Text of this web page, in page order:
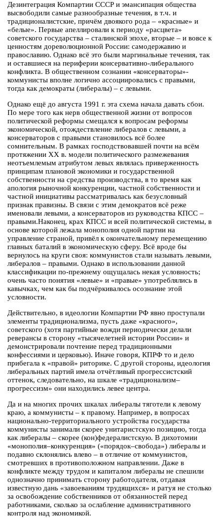
Дезинтеграция Компартии СССР и эмансипация общества
высвободили самые разнообразные течения, в т.ч. и
традиционалистские, причём двоякого рода – «красные» и
«белые». Первые апеллировали к периоду «расцвета»
советского государства – сталинской эпохе, вторые – и вовсе к
ценностям дореволюционной России: самодержавию и
православию. Однако всё это были маргинальные течения, так
и оставшиеся на периферии консервативно-либерального
конфликта. В общественном сознании «консерваторы»-
коммунисты вполне логично ассоциировались с правыми,
тогда как демократы (либералы) – с левыми.
Однако ещё до августа 1991 г. эта схема начала давать сбои.
По мере того как нерв общественной жизни от вопросов
политической реформы смещался к вопросам реформы
экономической, отождествление либералов с левыми, а
консерваторов с правыми становилось всё более
сомнительным. В рамках господствовавшей почти на всём
протяжении ХХ в. модели политического размежевания
неотъемлемым атрибутом левых являлась приверженность
принципам плановой экономики и государственной
собственности на средства производства, в то время как
апология рыночной конкуренции, частной собственности и
частной инициативы рассматривалась как безусловный
признак правизны. В связи с этим демократов всё реже
именовали левыми, а консерваторов из руководства КПСС –
правыми.Наконец, крах КПСС и всей политической системы, в
основе которой лежала монополия одной партии на
управление страной, привёл к окончательному перемещению
главных баталий в экономическую сферу. Всё вроде бы
вернулось на круги своя: коммунистов стали называть левыми,
либералов – правыми. Однако в использовании данной
классификации по-прежнему ощущалась некая условность;
очень часто понятия «левые» и «правые» употреблялись в
кавычках, чем как бы подчёркивалось осознание этой
условности.
Действительно, в идеологии Компартии РФ явно проступали
элементы традиционализма, пусть даже «красного»,
советского (хотя партийные вожди периодически делали
реверансы в сторону «тысячелетней истории России» и
демонстрировали почтение перед традиционными
конфессиями и церковью). Иначе говоря, КПРФ то и дело
прибегала к «правой» риторике. С другой стороны, идеология
либеральных партий имела отчётливый прогрессистский
оттенок, следовательно, на шкале «традиционализм–
прогрессизм» они находились левее центра.
Да и на многих прочих шкалах либералы тяготели к левому
краю, а коммунисты – к правому. Например, в вопросах
национально-территориального устройства государства
коммунисты занимали скорее унитаристскую позицию, тогда
как либералы – скорее (кон)федералистскую. В дихотомии
«монополия–конкуренция» («порядок–свобода») либералы и
подавно склонялись влево – в отличие от коммунистов,
смотревших в противоположном направлении. Даже в
конфликте между трудом и капиталом либералы не спешили
однозначно принимать сторону работодателя, отдавая
известную дань «завоеваниям трудящихся» и ратуя не столько
за освобождение собственников от обязанностей перед
работниками, сколько за ослабление административного
контроля над экономикой.